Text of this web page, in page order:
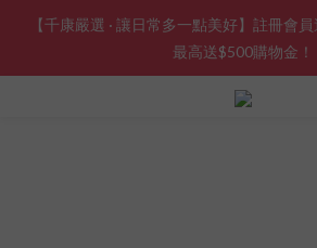
【千康嚴選 · 讓日常多一點美好】註冊會
最高送$500購物金！